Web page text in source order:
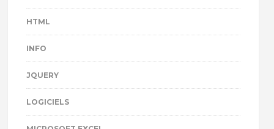
HTML
INFO
JQUERY
LOGICIELS